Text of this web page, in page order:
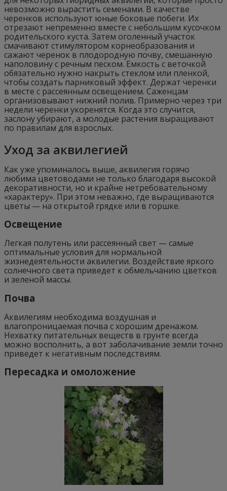
невозможно вырастить семенами. В качестве
черенков используют юные боковые побеги. Их
отрезают непременно вместе с небольшим кусочком
родительского куста. Затем оголенный участок
смачивают стимулятором корнеобразования и
сажают черенок в плодородную почву, смешанную
наполовину с речным песком. Емкость с веточкой
обязательно нужно накрыть стеклом или пленкой,
чтобы создать парниковый эффект. Держат черенки
в месте с рассеянным освещением. Саженцам
организовывают нижний полив. Примерно через три
недели черенки укоренятся. Когда это случится,
заслону убирают, а молодые растения выращивают
по правилам для взрослых.
Уход за аквилегией
Как уже упоминалось выше, аквилегия горячо
любима цветоводами не только благодаря высокой
декоративности, но и крайне нетребовательному
«характеру». При этом неважно, где выращиваются
цветы — на открытой грядке или в горшке.
Освещение
Легкая полутень или рассеянный свет — самые
оптимальные условия для нормальной
жизнедеятельности аквилегии. Воздействие яркого
солнечного света приведет к обмельчанию цветков
и зеленой массы.
Почва
Аквилегиям необходима воздушная и
влагопроницаемая почва с хорошим дренажом.
Нехватку питательных веществ в грунте всегда
можно восполнить, а вот заболачивание земли точно
приведет к негативным последствиям.
Пересадка и омоложение